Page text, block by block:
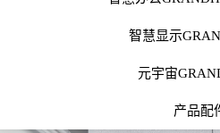
智慧显示
元宇宙
产品配